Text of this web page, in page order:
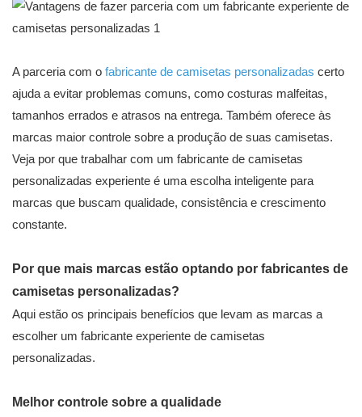
A parceria com o fabricante de camisetas personalizadas certo
ajuda a evitar problemas comuns, como costuras malfeitas,
tamanhos errados e atrasos na entrega. Também oferece às
marcas maior controle sobre a produção de suas camisetas.
Veja por que trabalhar com um fabricante de camisetas
personalizadas experiente é uma escolha inteligente para
marcas que buscam qualidade, consistência e crescimento
constante.
Por que mais marcas estão optando por fabricantes de
camisetas personalizadas?
Aqui estão os principais benefícios que levam as marcas a
escolher um fabricante experiente de camisetas
personalizadas.
Melhor controle sobre a qualidade